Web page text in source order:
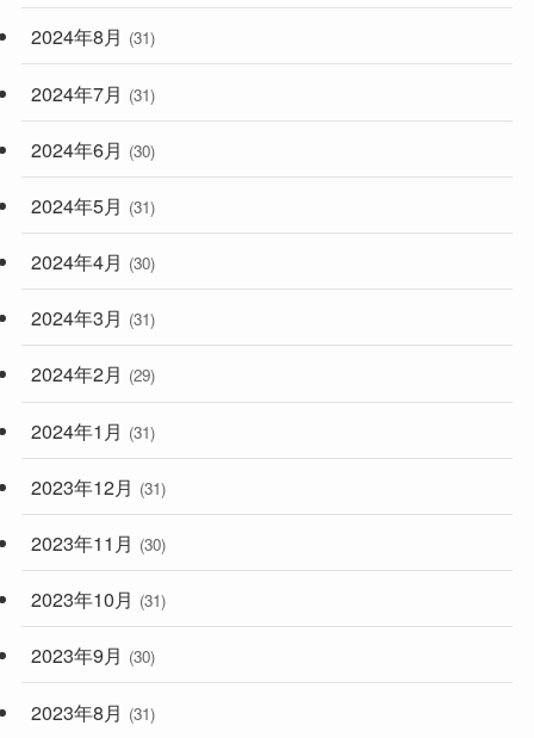
2024年8月 (31)
2024年7月 (31)
2024年6月 (30)
2024年5月 (31)
2024年4月 (30)
2024年3月 (31)
2024年2月 (29)
2024年1月 (31)
2023年12月 (31)
2023年11月 (30)
2023年10月 (31)
2023年9月 (30)
2023年8月 (31)